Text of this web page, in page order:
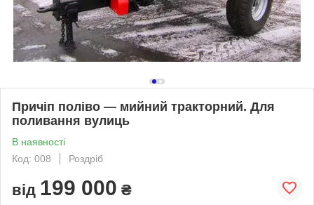
Причіп поліво — мийний тракторний. Для
поливання вулиць
В наявності
Код: 008
Роздріб
від 199 000 ₴